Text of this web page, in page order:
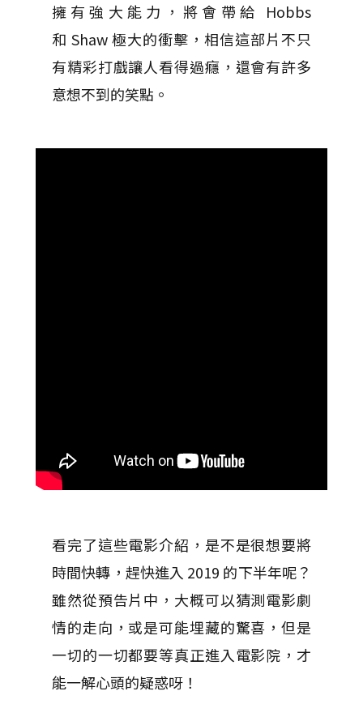
擁有強大能力，將會帶給 Hobbs
和 Shaw 極大的衝擊，相信這部片不只
有精彩打戲讓人看得過癮，還會有許多
意想不到的笑點。
看完了這些電影介紹，是不是很想要將
時間快轉，趕快進入 2019 的下半年呢？
雖然從預告片中，大概可以猜測電影劇
情的走向，或是可能埋藏的驚喜，但是
一切的一切都要等真正進入電影院，才
能一解心頭的疑惑呀！